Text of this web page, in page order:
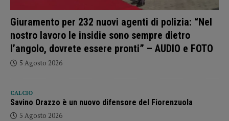
Giuramento per 232 nuovi agenti di polizia: “Nel
nostro lavoro le insidie sono sempre dietro
l’angolo, dovrete essere pronti” – AUDIO e FOTO
5 Agosto 2026
CALCIO
Savino Orazzo è un nuovo difensore del Fiorenzuola
5 Agosto 2026